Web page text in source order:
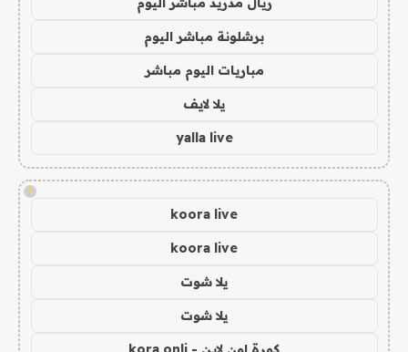
برشلونة مباشر اليوم
مباريات اليوم مباشر
يلا لايف
yalla live
!
koora live
koora live
يلا شوت
يلا شوت